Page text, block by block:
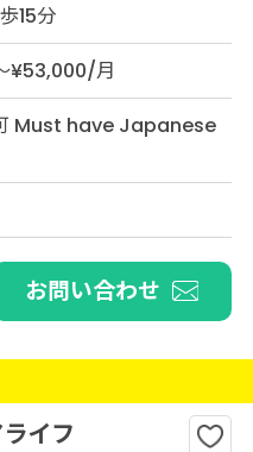
15分
¥53,000/月
Must have Japanese
お問い合わせ
イフ